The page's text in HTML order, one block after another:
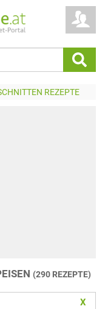
REZEPTE
(290 REZEPTE)
X